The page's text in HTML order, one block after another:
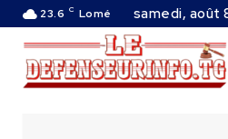
23.6 C Lomé samedi, août